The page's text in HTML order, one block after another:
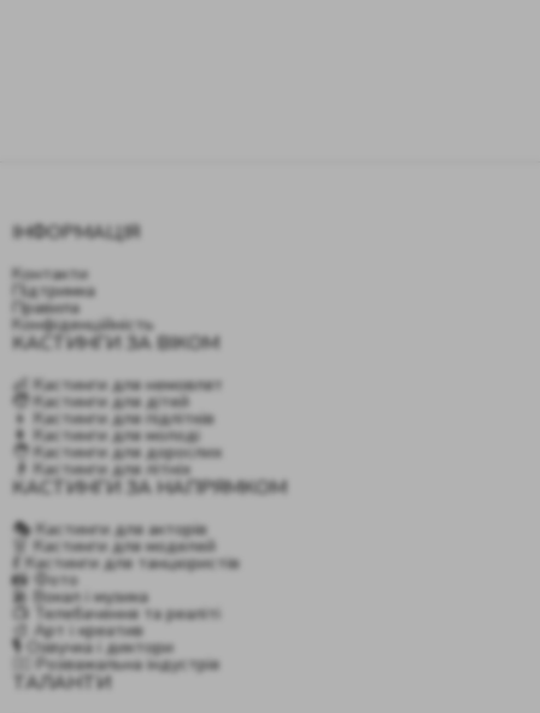
ІНФОРМАЦІЯ
Контакти
Підтримка
Правила
Конфіденційність
КАСТИНГИ ЗА ВІКОМ
👶 Кастинги для немовлят
🧒 Кастинги для дітей
👦 Кастинги для підлітків
👩 Кастинги для молоді
🧑 Кастинги для дорослих
👴 Кастинги для літніх
КАСТИНГИ ЗА НАПРЯМКОМ
🎭 Кастинги для акторів
👗 Кастинги для моделей
💃 Кастинги для танцюристів
📸 Фото
🎤 Вокал і музика
📺 Телебачення та реаліті
🎨 Арт і креатив
🎙️ Озвучка і диктори
🤹‍♂️ Розважальна індустрія
ТАЛАНТИ